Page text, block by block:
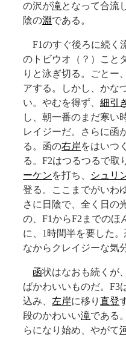
の沢が滝となって合流
陰の淵である。
F1のすぐ後ろに続く
のトビウオ（？）こと
りと泳ぎ切る。ごとー
アする。しかし、かな
い。やむを得ず、細引
し、朝一番のまだ寒い
レイジーだ。さらに函
る。函の右岸をはいつ
る。F2はつるつるで取
ーケンを打ち、 シュリ
登る。ここまでがいわ
さに日陰で、全く日の
の、F1からF2までのほ
に、1時間半を要した
なからクレイジーな気
函状はなおも続くが
ばかわいいものだ。F3
込み、 左岸に移り直登
段のかわいい滝である
らになり始め、やがて